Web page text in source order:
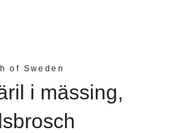
of Sweden
i mässing,